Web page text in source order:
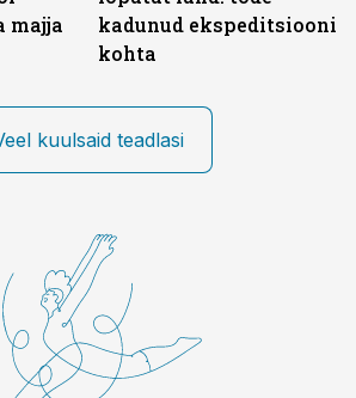
majja
kadunud ekspeditsiooni
kohta
kuulsaid teadlasi